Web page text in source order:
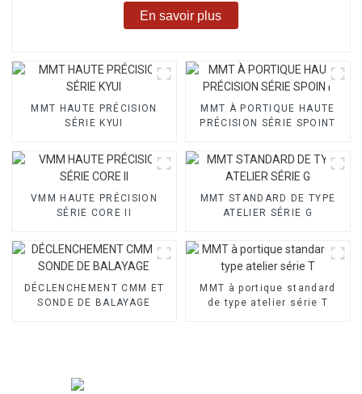
En savoir plus
MMT HAUTE PRÉCISION
SÉRIE KYUI
MMT À PORTIQUE HAUTE
PRÉCISION SÉRIE SPOINT
VMM HAUTE PRÉCISION
SÉRIE CORE II
MMT STANDARD DE TYPE
ATELIER SÉRIE G
DÉCLENCHEMENT CMM ET
SONDE DE BALAYAGE
MMT à portique standard
de type atelier série T